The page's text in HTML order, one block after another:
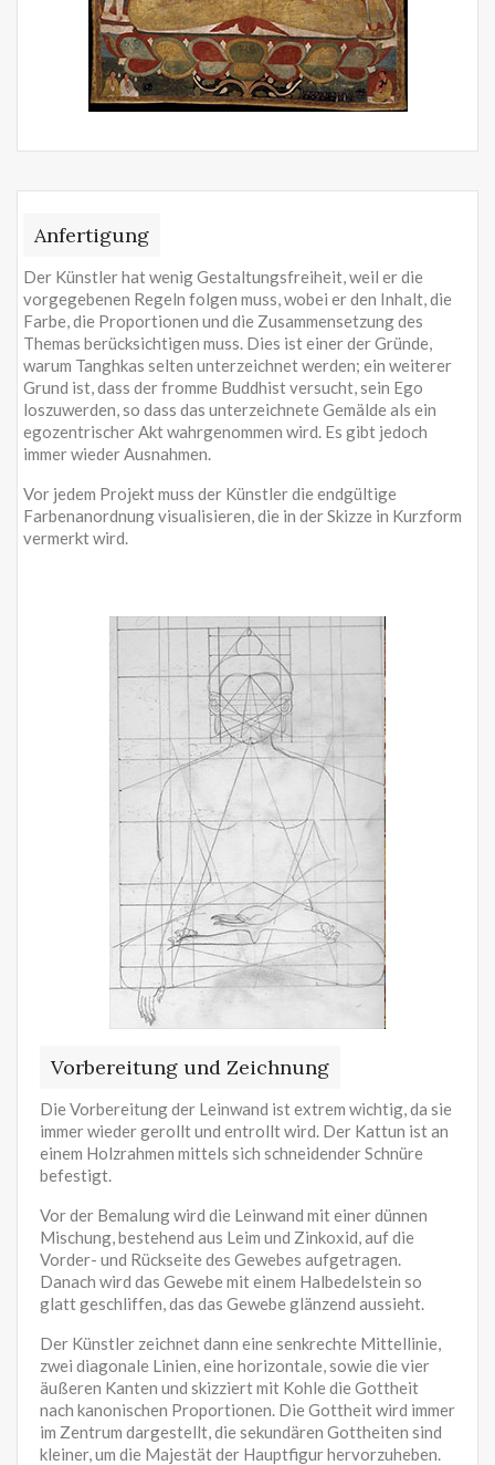
Anfertigung
Der Künstler hat wenig Gestaltungsfreiheit, weil er die
vorgegebenen Regeln folgen muss, wobei er den Inhalt, die
Farbe, die Proportionen und die Zusammensetzung des
Themas berücksichtigen muss. Dies ist einer der Gründe,
warum Tanghkas selten unterzeichnet werden; ein weiterer
Grund ist, dass der fromme Buddhist versucht, sein Ego
loszuwerden, so dass das unterzeichnete Gemälde als ein
egozentrischer Akt wahrgenommen wird. Es gibt jedoch
immer wieder Ausnahmen.
Vor jedem Projekt muss der Künstler die endgültige
Farbenanordnung visualisieren, die in der Skizze in Kurzform
vermerkt wird.
Vorbereitung und Zeichnung
Die Vorbereitung der Leinwand ist extrem wichtig, da sie
immer wieder gerollt und entrollt wird. Der Kattun ist an
einem Holzrahmen mittels sich schneidender Schnüre
befestigt.
Vor der Bemalung wird die Leinwand mit einer dünnen
Mischung, bestehend aus Leim und Zinkoxid, auf die
Vorder- und Rückseite des Gewebes aufgetragen.
Danach wird das Gewebe mit einem Halbedelstein so
glatt geschliffen, das das Gewebe glänzend aussieht.
Der Künstler zeichnet dann eine senkrechte Mittellinie,
zwei diagonale Linien, eine horizontale, sowie die vier
äußeren Kanten und skizziert mit Kohle die Gottheit
nach kanonischen Proportionen. Die Gottheit wird immer
im Zentrum dargestellt, die sekundären Gottheiten sind
kleiner, um die Majestät der Hauptfigur hervorzuheben.